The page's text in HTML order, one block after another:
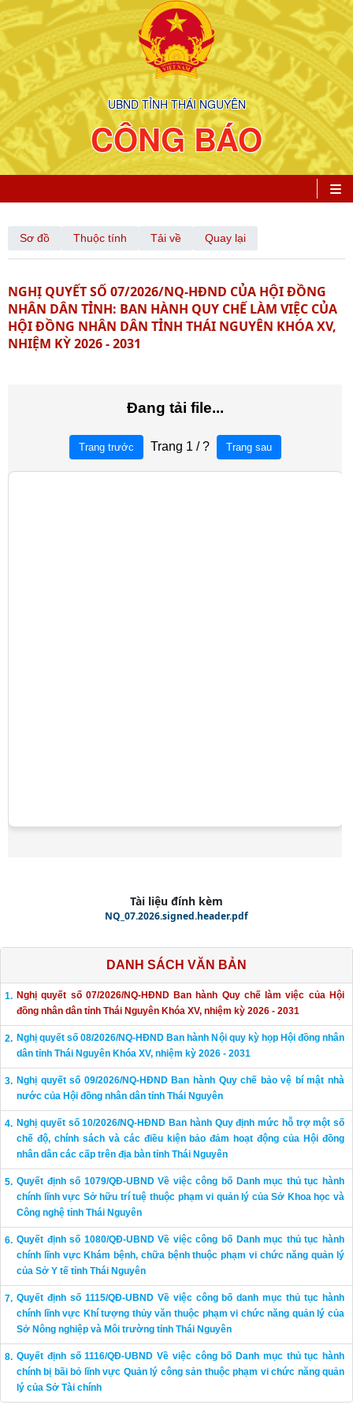
UBND TỈNH THÁI NGUYÊN
CÔNG BÁO
Sơ đồ Thuộc tính Tải về Quay lại
NGHỊ QUYẾT SỐ 07/2026/NQ-HĐND CỦA HỘI ĐỒNG
NHÂN DÂN TỈNH: BAN HÀNH QUY CHẾ LÀM VIỆC CỦA
HỘI ĐỒNG NHÂN DÂN TỈNH THÁI NGUYÊN KHÓA XV,
NHIỆM KỲ 2026 - 2031
Tài liệu đính kèm
NQ_07.2026.signed.header.pdf
DANH SÁCH VĂN BẢN
Nghị quyết số 07/2026/NQ-HĐND Ban hành Quy chế làm việc của Hội
đồng nhân dân tỉnh Thái Nguyên Khóa XV, nhiệm kỳ 2026 - 2031
Nghị quyết số 08/2026/NQ-HĐND Ban hành Nội quy kỳ họp Hội đồng nhân
dân tỉnh Thái Nguyên Khóa XV, nhiệm kỳ 2026 - 2031
Nghị quyết số 09/2026/NQ-HĐND Ban hành Quy chế bảo vệ bí mật nhà
nước của Hội đồng nhân dân tỉnh Thái Nguyên
Nghị quyết số 10/2026/NQ-HĐND Ban hành Quy định mức hỗ trợ một số
chế độ, chính sách và các điều kiện bảo đảm hoạt động của Hội đồng
nhân dân các cấp trên địa bàn tỉnh Thái Nguyên
Quyết định số 1079/QĐ-UBND Về việc công bố Danh mục thủ tục hành
chính lĩnh vực Sở hữu trí tuệ thuộc phạm vi quản lý của Sở Khoa học và
Công nghệ tỉnh Thái Nguyên
Quyết định số 1080/QĐ-UBND Về việc công bố Danh mục thủ tục hành
chính lĩnh vực Khám bệnh, chữa bệnh thuộc phạm vi chức năng quản lý
của Sở Y tế tỉnh Thái Nguyên
Quyết định số 1115/QĐ-UBND Về việc công bố danh mục thủ tục hành
chính lĩnh vực Khí tượng thủy văn thuộc phạm vi chức năng quản lý của
Sở Nông nghiệp và Môi trường tỉnh Thái Nguyên
Quyết định số 1116/QĐ-UBND Về việc công bố Danh mục thủ tục hành
chính bị bãi bỏ lĩnh vực Quản lý công sản thuộc phạm vi chức năng quản
lý của Sở Tài chính